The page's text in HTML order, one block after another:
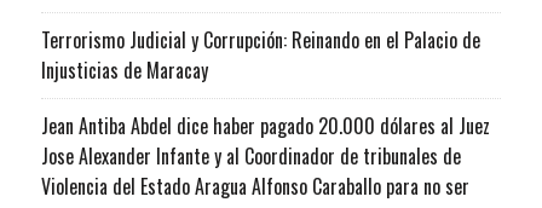
Terrorismo Judicial y Corrupción: Reinando en el Palacio de
Injusticias de Maracay
Jean Antiba Abdel dice haber pagado 20.000 dólares al Juez
Jose Alexander Infante y al Coordinador de tribunales de
Violencia del Estado Aragua Alfonso Caraballo para no ser